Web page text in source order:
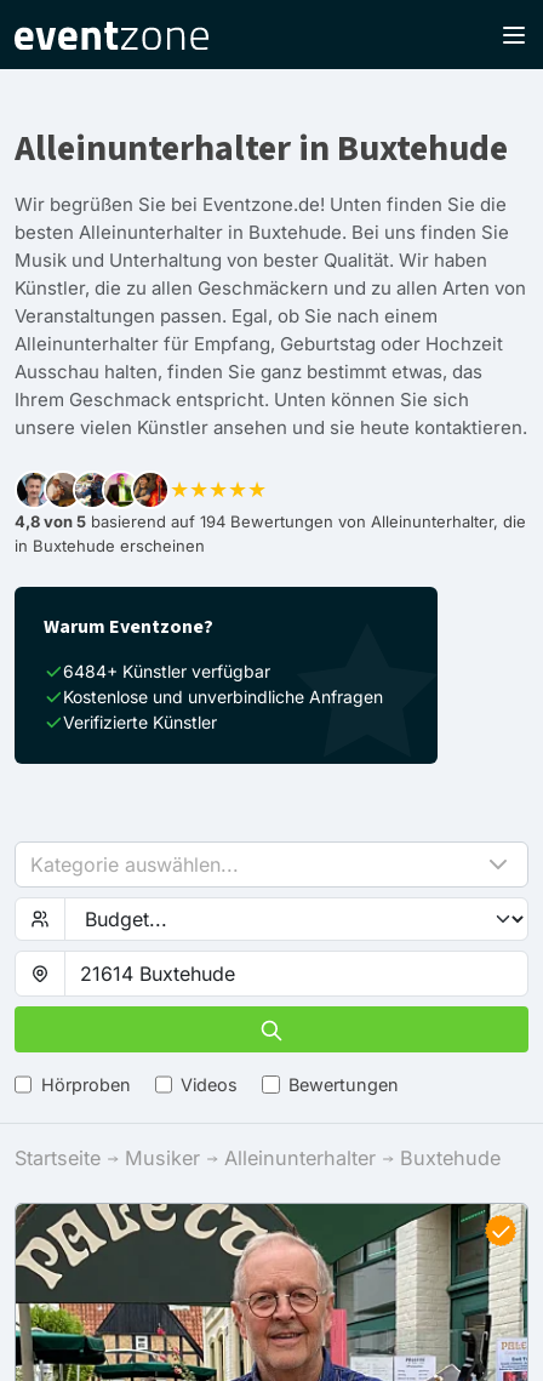
Alleinunterhalter in Buxtehude
Wir begrüßen Sie bei Eventzone.de! Unten finden Sie die
besten Alleinunterhalter in Buxtehude. Bei uns finden Sie
Musik und Unterhaltung von bester Qualität. Wir haben
Künstler, die zu allen Geschmäckern und zu allen Arten von
Veranstaltungen passen. Egal, ob Sie nach einem
Alleinunterhalter für Empfang, Geburtstag oder Hochzeit
Ausschau halten, finden Sie ganz bestimmt etwas, das
Ihrem Geschmack entspricht. Unten können Sie sich
unsere vielen Künstler ansehen und sie heute kontaktieren.
★★★★★
4,8 von 5 basierend auf 194 Bewertungen von Alleinunterhalter, die
in Buxtehude erscheinen
Warum Eventzone?
6484+ Künstler verfügbar
Kostenlose und unverbindliche Anfragen
Verifizierte Künstler
Kategorie auswählen...
Hörproben Videos Bewertungen
Startseite Musiker Alleinunterhalter Buxtehude